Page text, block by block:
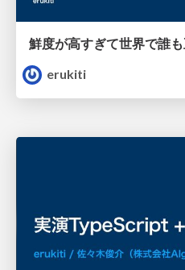
erukiti